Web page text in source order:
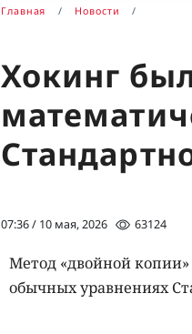
Главная Новости
Хокинг
07:36 / 10 мая, 2026 63124
Метод «двойной
обычных уравнениях